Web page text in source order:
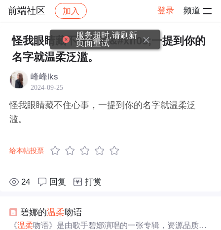
前端社区 加入 登录 频道
社区 前端社区 感慨 帖子详情
怪我眼睛藏不住心事&#xff0c;一提到你的
名字就温柔泛滥。
峰峰lks
2024-09-25
怪我眼睛藏不住心事，一提到你的名字就温柔泛
滥。
给本帖投票
24 回复 打赏
碧娜的温柔吻语
《温柔吻语》是由歌手碧娜演唱的一张专辑，资源品质为3
服务超时,请刷新
页面重试